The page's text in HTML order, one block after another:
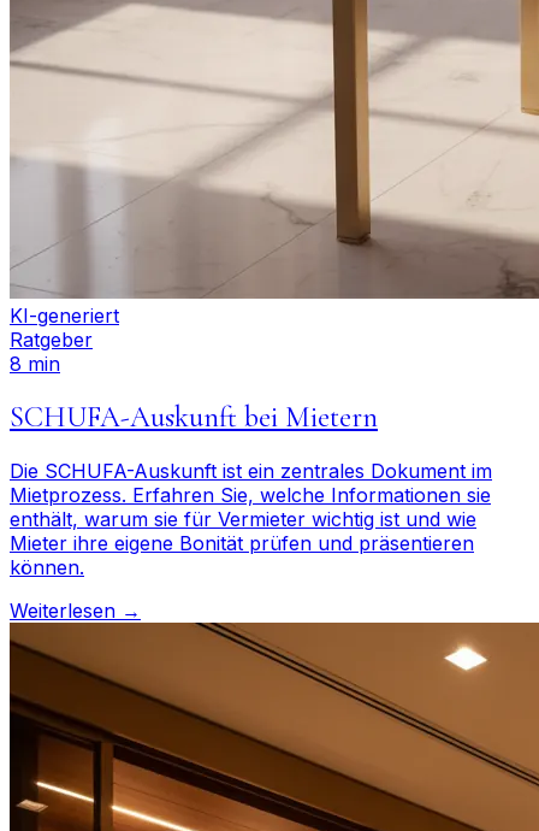
KI-generiert
Ratgeber
8 min
SCHUFA-Auskunft bei Mietern
Die SCHUFA-Auskunft ist ein zentrales Dokument im
Mietprozess. Erfahren Sie, welche Informationen sie
enthält, warum sie für Vermieter wichtig ist und wie
Mieter ihre eigene Bonität prüfen und präsentieren
können.
Weiterlesen →